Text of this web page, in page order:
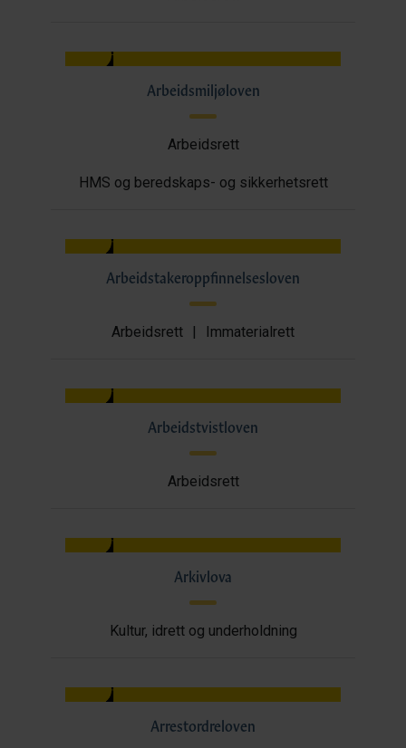
Arbeidsmiljøloven
Arbeidsrett
HMS og beredskaps- og sikkerhetsrett
Arbeidstakeroppfinnelsesloven
Arbeidsrett | Immaterialrett
Arbeidstvistloven
Arbeidsrett
Arkivlova
Kultur, idrett og underholdning
Arrestordreloven